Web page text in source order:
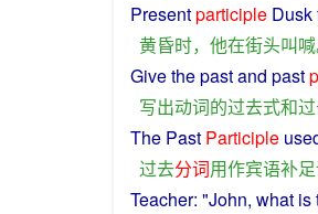
Presentparticiple Dusk
黄昏时， 他在街头叫喊
Givethepastand past
写出动词的过去式和
The Past Participle
过去分词用作宾语补足
Teacher: "John, what is